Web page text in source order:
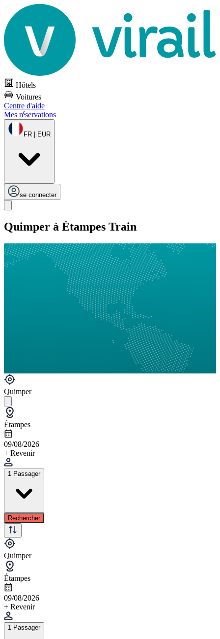
Hôtels
Voitures
Centre d'aide
Mes réservations
FR | EUR
se connecter
Quimper à Étampes Train
Quimper
Étampes
09/08/2026
+ Revenir
1 Passager
Rechercher
Quimper
Étampes
09/08/2026
+ Revenir
1 Passager